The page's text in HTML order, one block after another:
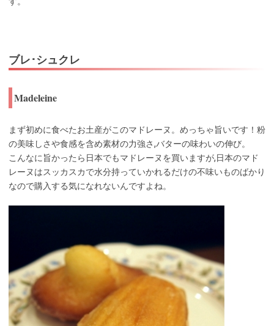
ブレ･シュクレ
Madeleine
まず初めに食べたお土産がこのマドレーヌ。めっちゃ旨いです！粉
の美味しさや食感を含め素材の力強さ,バターの味わいの伸び。
こんなに旨かったら日本でもマドレーヌを買いますが,日本のマド
レーヌはスッカスカで水分持っていかれるだけの不味いものばかり
なので購入する気になれないんですよね。